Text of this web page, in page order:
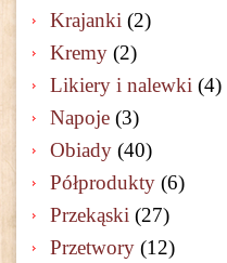
Krajanki (2)
Kremy (2)
Likiery i nalewki (4)
Napoje (3)
Obiady (40)
Półprodukty (6)
Przekąski (27)
Przetwory (12)